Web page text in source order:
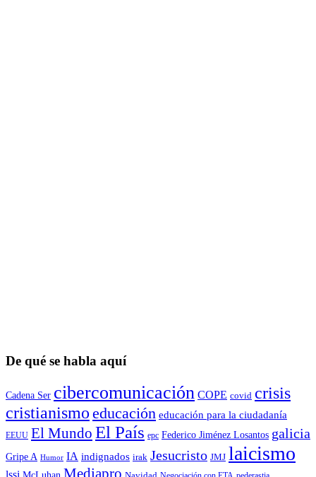
De qué se habla aquí
Cadena Ser cibercomunicación COPE covid crisis
cristianismo educación educación para la ciudadaní­a
EEUU El Mundo El País epc Federico Jiménez Losantos galicia
Gripe A Humor IA indignados irak Jesucristo JMJ laicismo
lssi McLuhan Mediapro